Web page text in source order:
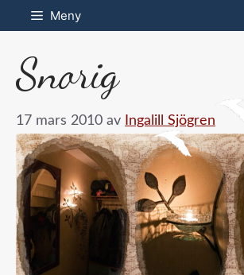
Hoppa
till
innehåll
Meny
Snorig
17 mars 2010 av Ingalill Sjögren